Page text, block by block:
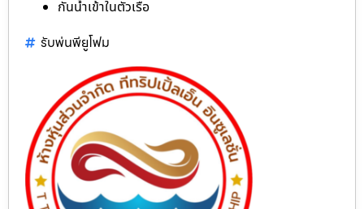
กันน้ำเข้าในตัวเรือ
รับพ่นพียูโฟม